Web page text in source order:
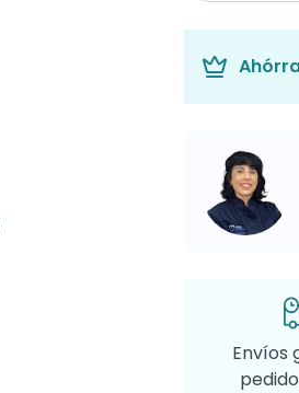
Envíos